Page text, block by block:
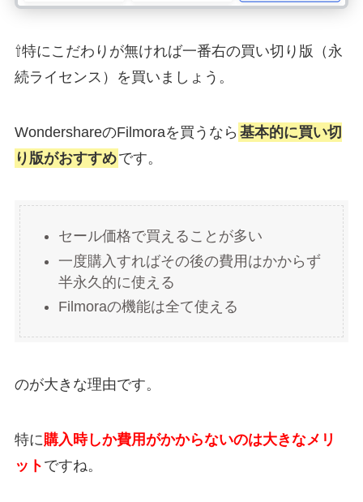
⇧特にこだわりが無ければ一番右の買い切り版（永
続ライセンス）を買いましょう。
WondershareのFilmoraを買うなら 基本的に買い切
り版がおすすめです。
セール価格で買えることが多い
一度購入すればその後の費用はかからず
半永久的に使える
Filmoraの機能は全て使える
のが大きな理由です。
特に購入時しか費用がかからないのは大きなメリ
ット ですね。